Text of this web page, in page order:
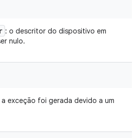
: o descritor do dispositivo em
nulo.
a exceção foi gerada devido a um